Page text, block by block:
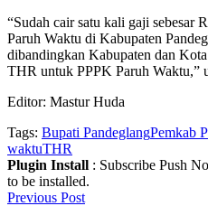
“Sudah cair satu kali gaji sebesar
Paruh Waktu di Kabupaten
dibandingkan Kabupaten dan
THR untuk PPPK Paruh Waktu,”
Editor: Mastur Huda
Tags: Bupati PandeglangPemkab
waktuTHR
Plugin Install : Subscribe Push
to be installed.
Previous Post